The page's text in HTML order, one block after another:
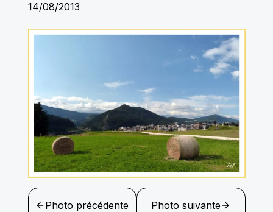
14/08/2013
Photo précédente Photo suivante